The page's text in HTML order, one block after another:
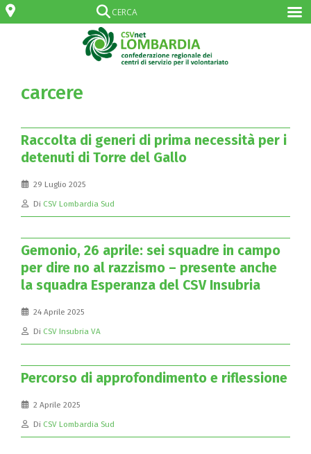
carcere
Raccolta di generi di prima necessità per i
detenuti di Torre del Gallo
29 Luglio 2025
Di CSV Lombardia Sud
Gemonio, 26 aprile: sei squadre in campo
per dire no al razzismo – presente anche
la squadra Esperanza del CSV Insubria
24 Aprile 2025
Di CSV Insubria VA
Percorso di approfondimento e riflessione
2 Aprile 2025
Di CSV Lombardia Sud